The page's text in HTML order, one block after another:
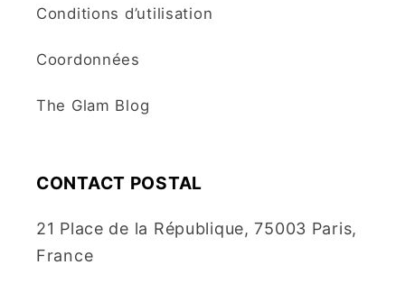
Conditions d’utilisation
Coordonnées
The Glam Blog
CONTACT POSTAL
21 Place de la République, 75003 Paris,
France